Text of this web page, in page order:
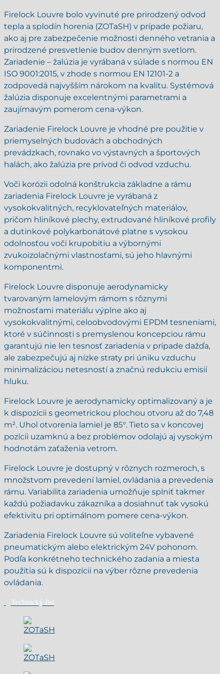
Firelock Louvre bolo vyvinuté pre prirodzený odvod
tepla a splodín horenia (ZOTaSH) v prípade požiaru,
ako aj pre zabezpečenie možnosti denného vetrania a
prirodzené presvetlenie budov denným svetlom.
Zariadenie – žalúzia je vyrábaná v súlade s normou EN
ISO 9001:2015, v zhode s normou EN 12101-2 a
zodpovedá najvyšším nárokom na kvalitu. Systémová
žalúzia disponuje excelentnými parametrami a
zaujímavým pomerom cena-výkon.
Zariadenie Firelock Louvre je vhodné pre použitie v
priemyselných budovách a obchodných
prevádzkach, rovnako vo výstavných a športových
halách, ako žalúzia pre prívod či odvod vzduchu.
Voči korózii odolná konštrukcia základne a rámu
zariadenia Firelock Louvre je vyrábaná z
vysokokvalitných, recyklovateľných materiálov,
pričom hliníkové plechy, extrudované hliníkové profily
a dutinkové polykarbonátové platne s vysokou
odolnosťou voči krupobitiu a výbornými
zvukoizolačnými vlastnosťami, sú jeho hlavnými
komponentmi.
Firelock Louvre disponuje aerodynamicky
tvarovaným lamelovým rámom s rôznymi
možnosťami materiálu výplne ako aj
vysokokvalitnými, celoobvodovými EPDM tesneniami,
ktoré v súčinnosti s premyslenou koncepciou rámu
garantujú nie len tesnosť zariadenia v prípade dažďa,
ale zabezpečujú aj nízke straty pri úniku vzduchu
minimalizáciou netesností a značnú redukciu emisií
hluku.
Firelock Louvre je aerodynamicky optimalizovaný a je
k dispozícii s geometrickou plochou otvoru až do 7,48
m². Uhol otvorenia lamiel je 85°. Tieto sa v koncovej
pozícii uzamknú a bez problémov odolajú aj vysokým
hodnotám zaťaženia vetrom.
Firelock Louvre je dostupný v rôznych rozmeroch, s
množstvom prevedení lamiel, ovládania a prevedenia
rámu. Variabilita zariadenia umožňuje splniť takmer
každú požiadavku zákazníka a dosiahnuť tak vysokú
efektivitu pri optimálnom pomere cena-výkon.
Zariadenia Firelock Louvre sú voliteľne vybavené
pneumatickým alebo elektrickým 24V pohonom.
Podľa konkrétneho technického zadania a miesta
použitia sú k dispozícii na výber rôzne prevedenia
ovládania.
Technický list